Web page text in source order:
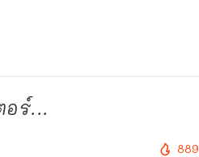
ร์...
889